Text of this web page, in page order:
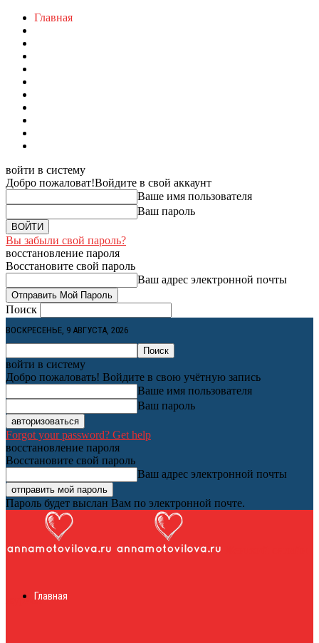
Главная
войти в систему
Добро пожаловат!Войдите в свой аккаунт
Ваше имя пользователя
Ваш пароль
Вы забыли свой пароль?
восстановление пароля
Восстановите свой пароль
Ваш адрес электронной почты
Поиск
ВОСКРЕСЕНЬЕ, 9 АВГУСТА, 2026
войти в систему
Добро пожаловать! Войдите в свою учётную запись
Ваше имя пользователя
Ваш пароль
Forgot your password? Get help
восстановление пароля
Восстановите свой пароль
Ваш адрес электронной почты
Пароль будет выслан Вам по электронной почте.
журналГлавная